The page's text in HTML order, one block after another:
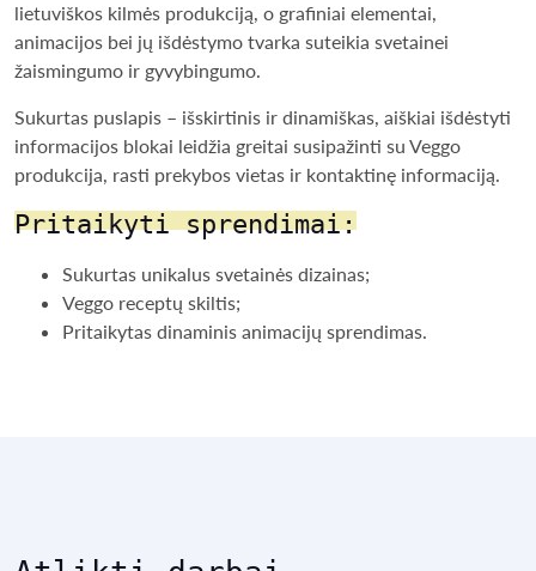
lietuviškos kilmės produkciją, o grafiniai elementai,
animacijos bei jų išdėstymo tvarka suteikia svetainei
žaismingumo ir gyvybingumo.
Sukurtas puslapis – išskirtinis ir dinamiškas, aiškiai išdėstyti
informacijos blokai leidžia greitai susipažinti su Veggo
produkcija, rasti prekybos vietas ir kontaktinę informaciją.
Pritaikyti sprendimai:
Sukurtas unikalus svetainės dizainas;
Veggo receptų skiltis;
Pritaikytas dinaminis animacijų sprendimas.